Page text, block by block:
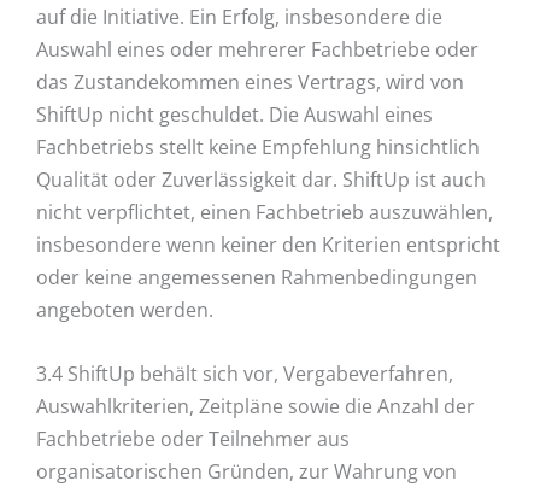
auf die Initiative. Ein Erfolg, insbesondere die
Auswahl eines oder mehrerer Fachbetriebe oder
das Zustandekommen eines Vertrags, wird von
ShiftUp nicht geschuldet. Die Auswahl eines
Fachbetriebs stellt keine Empfehlung hinsichtlich
Qualität oder Zuverlässigkeit dar. ShiftUp ist auch
nicht verpflichtet, einen Fachbetrieb auszuwählen,
insbesondere wenn keiner den Kriterien entspricht
oder keine angemessenen Rahmenbedingungen
angeboten werden.
3.4 ShiftUp behält sich vor, Vergabeverfahren,
Auswahlkriterien, Zeitpläne sowie die Anzahl der
Fachbetriebe oder Teilnehmer aus
organisatorischen Gründen, zur Wahrung von